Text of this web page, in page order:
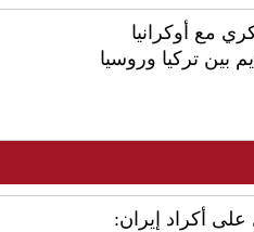
مع أوكرانيا
بين تركيا وروسيا
أكراد إيران: